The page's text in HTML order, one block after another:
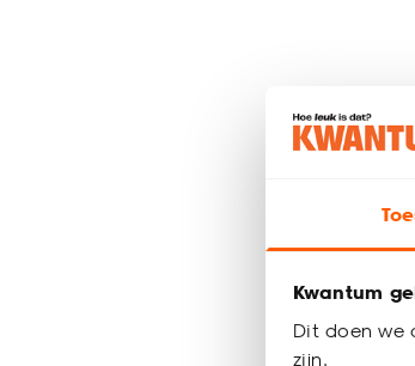
Kwantum
Dit doen we
zijn.